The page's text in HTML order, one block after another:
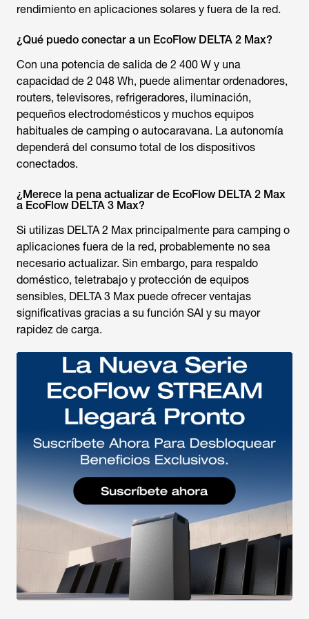
rendimiento en aplicaciones solares y fuera de la red.
¿Qué puedo conectar a un EcoFlow DELTA 2 Max?
Con una potencia de salida de 2 400 W y una
capacidad de 2 048 Wh, puede alimentar ordenadores,
routers, televisores, refrigeradores, iluminación,
pequeños electrodomésticos y muchos equipos
habituales de camping o autocaravana. La autonomía
dependerá del consumo total de los dispositivos
conectados.
¿Merece la pena actualizar de EcoFlow DELTA 2 Max
a EcoFlow DELTA 3 Max?
Si utilizas DELTA 2 Max principalmente para camping o
aplicaciones fuera de la red, probablemente no sea
necesario actualizar. Sin embargo, para respaldo
doméstico, teletrabajo y protección de equipos
sensibles, DELTA 3 Max puede ofrecer ventajas
significativas gracias a su función SAI y su mayor
rapidez de carga.